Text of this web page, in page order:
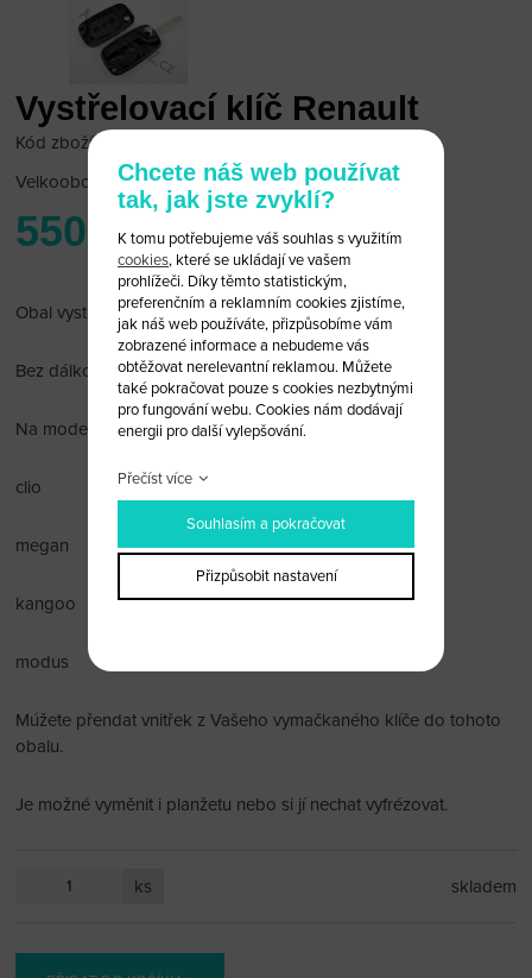
Vystřelovací klíč Renault
Kód zboží: Renault 3/V
Velkoobchodní cena:po přihlášení
550 Kč
Obal vystřelovacího klíče Renault 3 tlačítka.
Bez dálkového ovládání a čipu.
Na modely:
clio
megan
kangoo
modus
Múžete přendat vnitřek z Vašeho vymačkaného klíče do tohoto
obalu.
Je možné vyměnit i planžetu nebo si jí nechat vyfrézovat.
ks skladem
Chcete náš web používat
tak, jak jste zvyklí?
K tomu potřebujeme váš souhlas s využitím
cookies, které se ukládají ve vašem
prohlížeči. Díky těmto statistickým,
preferenčním a reklamním cookies zjistíme,
jak náš web používáte, přizpůsobíme vám
zobrazené informace a nebudeme vás
obtěžovat nerelevantní reklamou. Můžete
také pokračovat pouze s cookies nezbytnými
pro fungování webu. Cookies nám dodávají
energii pro další vylepšování.
Přečíst více
Souhlasím a pokračovat
Přizpůsobit nastavení